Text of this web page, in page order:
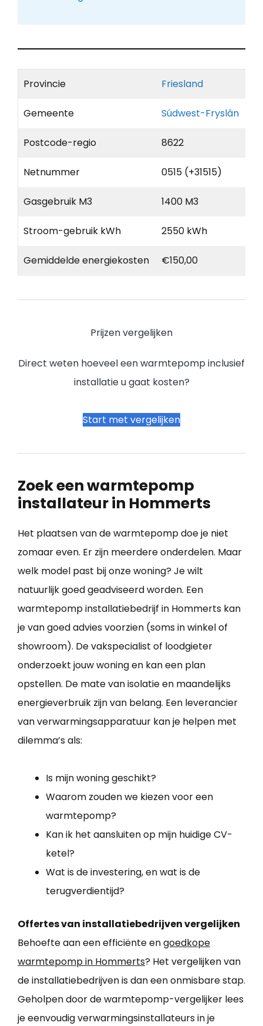
Provincie Friesland
Gemeente Súdwest-Fryslân
Postcode-regio 8622
Netnummer 0515 (+31515)
Gasgebruik M3 1400 M3
Stroom-gebruik kWh 2550 kWh
Gemiddelde energiekosten €150,00
Prijzen vergelijken
Direct weten hoeveel een warmtepomp inclusief
installatie u gaat kosten?
Start met vergelijken
Zoek een warmtepomp
installateur in Hommerts
Het plaatsen van de warmtepomp doe je niet
zomaar even. Er zijn meerdere onderdelen. Maar
welk model past bij onze woning? Je wilt
natuurlijk goed geadviseerd worden. Een
warmtepomp installatiebedrijf in Hommerts kan
je van goed advies voorzien (soms in winkel of
showroom). De vakspecialist of loodgieter
onderzoekt jouw woning en kan een plan
opstellen. De mate van isolatie en maandelijks
energieverbruik zijn van belang. Een leverancier
van verwarmingsapparatuur kan je helpen met
dilemma’s als:
Is mijn woning geschikt?
Waarom zouden we kiezen voor een
warmtepomp?
Kan ik het aansluiten op mijn huidige CV-
ketel?
Wat is de investering, en wat is de
terugverdientijd?
Offertes van installatiebedrijven vergelijken
Behoefte aan een efficiënte engoedkope
warmtepomp in Hommerts? Het vergelijken van
de installatiebedrijven is dan een onmisbare stap.
Geholpen door de warmtepomp-vergelijker lees
je eenvoudig verwarmingsinstallateurs in je